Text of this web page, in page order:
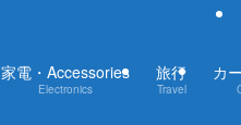
家電・Accessories
Electronics
旅行
Travel
カ